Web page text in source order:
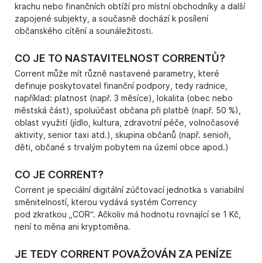
krachu nebo finančních obtíží pro místní obchodníky a další
zapojené subjekty, a současně dochází k posílení
občanského cítění a sounáležitosti.
CO JE TO NASTAVITELNOST CORRENTŮ?
Corrent může mít různě nastavené parametry, které
definuje poskytovatel finanční podpory, tedy radnice,
například: platnost (např. 3 měsíce), lokalita (obec nebo
městská část), spoluúčast občana při platbě (např. 50 %),
oblast využití (jídlo, kultura, zdravotní péče, volnočasové
aktivity, senior taxi atd.), skupina občanů (např. senioři,
děti, občané s trvalým pobytem na území obce apod.)
CO JE CORRENT?
Corrent je speciální digitální zúčtovací jednotka s variabilní
směnitelností, kterou vydává systém Corrency
pod zkratkou „COR“. Ačkoliv má hodnotu rovnající se 1 Kč,
není to měna ani kryptoměna.
JE TEDY CORRENT POVAŽOVÁN ZA PENÍZE